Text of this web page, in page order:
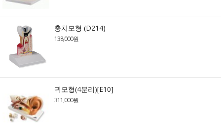
충치모형 (D214)
138,000원
귀모형(4분리)[E10]
311,000원